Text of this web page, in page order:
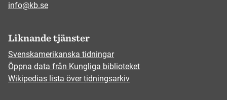
info@kb.se
Liknande tjänster
Svenskamerikanska tidningar
Öppna data från Kungliga biblioteket
Wikipedias lista över tidningsarkiv